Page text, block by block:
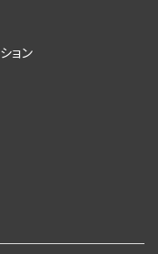
ョン